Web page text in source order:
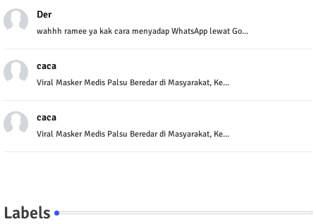
Der
wahhh ramee ya kak cara menyadap WhatsApp lewat Go...
caca
Viral Masker Medis Palsu Beredar di Masyarakat, Ke...
caca
Viral Masker Medis Palsu Beredar di Masyarakat, Ke...
Labels